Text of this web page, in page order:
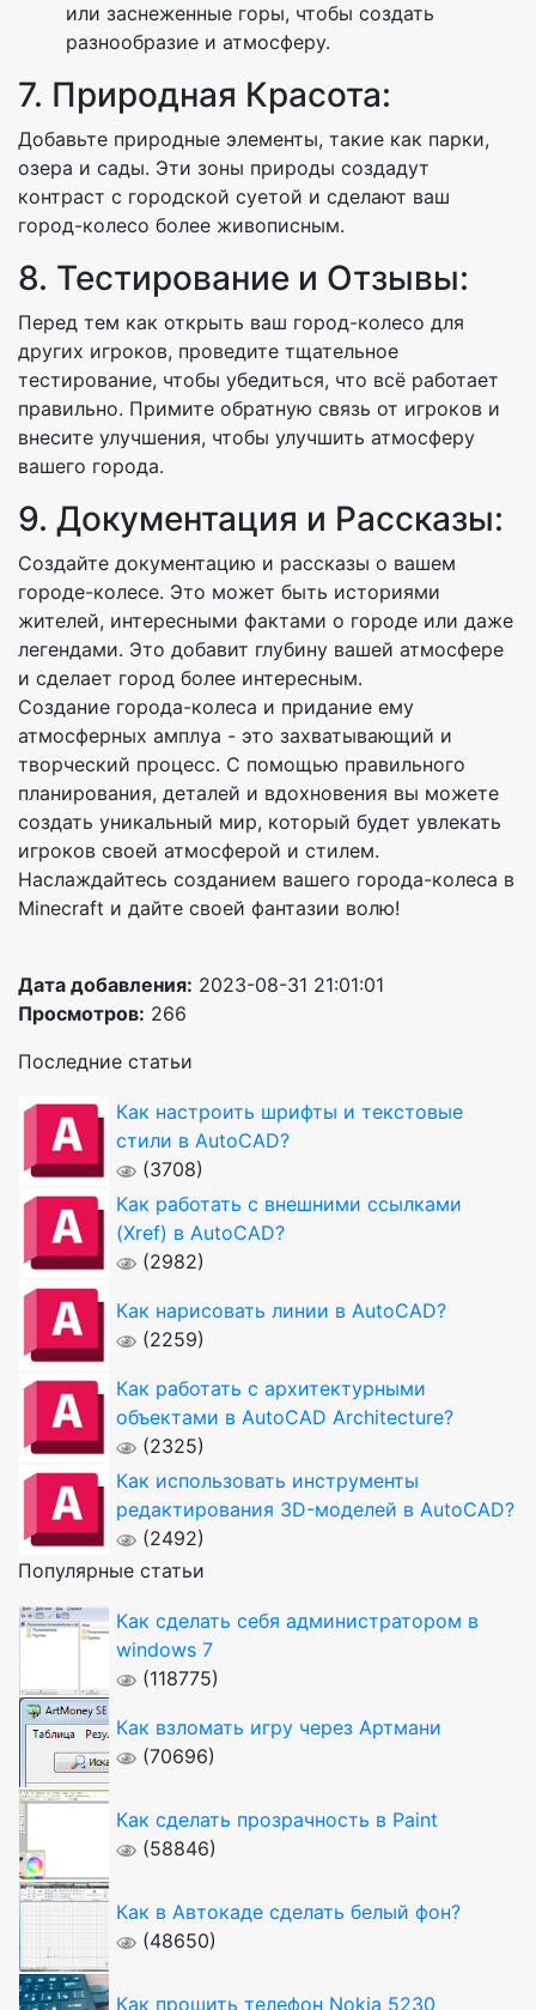
или заснеженные горы, чтобы создать
разнообразие и атмосферу.
7. Природная Красота:
Добавьте природные элементы, такие как парки,
озера и сады. Эти зоны природы создадут
контраст с городской суетой и сделают ваш
город-колесо более живописным.
8. Тестирование и Отзывы:
Перед тем как открыть ваш город-колесо для
других игроков, проведите тщательное
тестирование, чтобы убедиться, что всё работает
правильно. Примите обратную связь от игроков и
внесите улучшения, чтобы улучшить атмосферу
вашего города.
9. Документация и Рассказы:
Создайте документацию и рассказы о вашем
городе-колесе. Это может быть историями
жителей, интересными фактами о городе или даже
легендами. Это добавит глубину вашей атмосфере
и сделает город более интересным.
Создание города-колеса и придание ему
атмосферных амплуа - это захватывающий и
творческий процесс. С помощью правильного
планирования, деталей и вдохновения вы можете
создать уникальный мир, который будет увлекать
игроков своей атмосферой и стилем.
Наслаждайтесь созданием вашего города-колеса в
Minecraft и дайте своей фантазии волю!
Дата добавления: 2023-08-31 21:01:01
Просмотров: 266
Последние статьи
Как настроить шрифты и текстовые
стили в AutoCAD?
(3708)
Как работать с внешними ссылками
(Xref) в AutoCAD?
(2982)
Как нарисовать линии в AutoCAD?
(2259)
Как работать с архитектурными
объектами в AutoCAD Architecture?
(2325)
Как использовать инструменты
редактирования 3D-моделей в AutoCAD?
(2492)
Популярные статьи
Как сделать себя администратором в
windows 7
(118775)
Как взломать игру через Артмани
(70696)
Как сделать прозрачность в Paint
(58846)
Как в Автокаде сделать белый фон?
(48650)
Как прошить телефон Nokia 5230